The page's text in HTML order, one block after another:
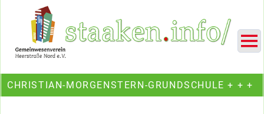
Ein Projekt des Gemeinwesenvereins Heerstraße Nord
CHRISTIAN-MORGENSTERN-GRUNDSCHULE + + +